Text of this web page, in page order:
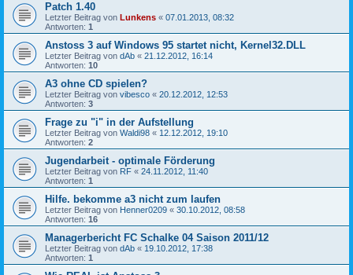
Patch 1.40
Letzter Beitrag von Lunkens « 07.01.2013, 08:32
Antworten: 1
Anstoss 3 auf Windows 95 startet nicht, Kernel32.DLL
Letzter Beitrag von dAb « 21.12.2012, 16:14
Antworten: 10
A3 ohne CD spielen?
Letzter Beitrag von vibesco « 20.12.2012, 12:53
Antworten: 3
Frage zu "i" in der Aufstellung
Letzter Beitrag von Waldi98 « 12.12.2012, 19:10
Antworten: 2
Jugendarbeit - optimale Förderung
Letzter Beitrag von RF « 24.11.2012, 11:40
Antworten: 1
Hilfe. bekomme a3 nicht zum laufen
Letzter Beitrag von Henner0209 « 30.10.2012, 08:58
Antworten: 16
Managerbericht FC Schalke 04 Saison 2011/12
Letzter Beitrag von dAb « 19.10.2012, 17:38
Antworten: 1